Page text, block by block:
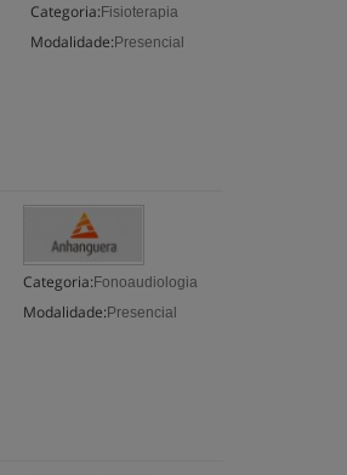
Categoria: Fisioterapia
Modalidade: Presencial
Categoria: Fonoaudiologia
Modalidade: Presencial